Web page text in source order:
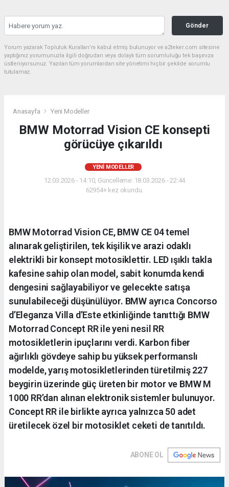
Gönder
Yorum yazarak Topluluk Kuralları’nı kabul etmiş bulunuyor ve a2teker.com sitesine
yaptığınız yorumunuzla ilgili doğrudan veya dolaylı tüm sorumluluğu tek başınıza
üstleniyorsunuz. Yazılan tüm yorumlardan site yönetimi hiçbir şekilde sorumlu
tutulamaz.
Anasayfa Yeni Modeller
BMW Motorrad Vision CE konsepti
görücüye çıkarıldı
YENI MODELLER
12.03.2026 - 14:10, Güncelleme: 18.03.2026 - 22:44
62954+ kez okundu.
BMW Motorrad Vision CE, BMW CE 04 temel
alınarak geliştirilen, tek kişilik ve arazi odaklı
elektrikli bir konsept motosiklettir. LED ışıklı takla
kafesine sahip olan model, sabit konumda kendi
dengesini sağlayabiliyor ve gelecekte satışa
sunulabileceği düşünülüyor. BMW ayrıca Concorso
d’Eleganza Villa d’Este etkinliğinde tanıttığı BMW
Motorrad Concept RR ile yeni nesil RR
motosikletlerin ipuçlarını verdi. Karbon fiber
ağırlıklı gövdeye sahip bu yüksek performanslı
modelde, yarış motosikletlerinden türetilmiş 227
beygirin üzerinde güç üreten bir motor ve BMW M
1000 RR’dan alınan elektronik sistemler bulunuyor.
Concept RR ile birlikte ayrıca yalnızca 50 adet
üretilecek özel bir motosiklet ceketi de tanıtıldı.
ABONE OL